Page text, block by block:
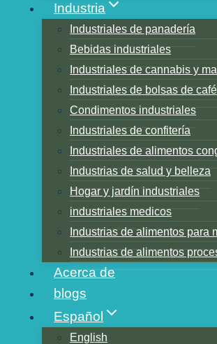
Industria
Industriales de panadería
Bebidas industriales
Industriales de cannabis y
Industriales de bolsas de café
Condimentos industriales
Industriales de confitería
Industriales de alimentos
Industrias de salud y belleza
Hogar y jardín industriales
industriales medicos
Industrias de alimentos para
Industrias de alimentos
Acerca de
blogs
Español
English
Mínimo